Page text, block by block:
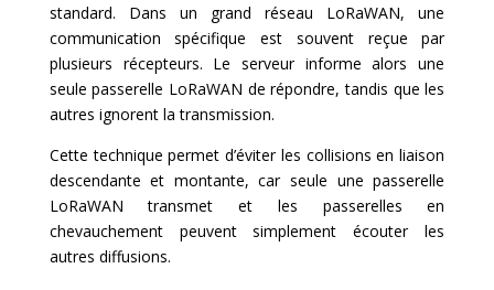
standard. Dans un grand réseau LoRaWAN, une
communication spécifique est souvent reçue par
plusieurs récepteurs. Le serveur informe alors une
seule passerelle LoRaWAN de répondre, tandis que les
autres ignorent la transmission.
Cette technique permet d’éviter les collisions en liaison
descendante et montante, car seule une passerelle
LoRaWAN transmet et les passerelles en
chevauchement peuvent simplement écouter les
autres diffusions.